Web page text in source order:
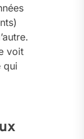
voit
qui